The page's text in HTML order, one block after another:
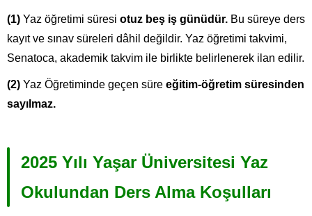
(1) Yaz öğretimi süresi otuz beş iş günüdür. Bu süreye ders
kayıt ve sınav süreleri dâhil değildir. Yaz öğretimi takvimi,
Senatoca, akademik takvim ile birlikte belirlenerek ilan edilir.
(2) Yaz Öğretiminde geçen süre eğitim-öğretim süresinden
sayılmaz.
2025 Yılı Yaşar Üniversitesi Yaz
Okulundan Ders Alma Koşulları